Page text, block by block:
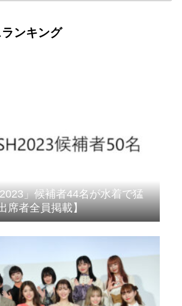
ンキング
」候補者44名が水着で猛
席者全員掲載】